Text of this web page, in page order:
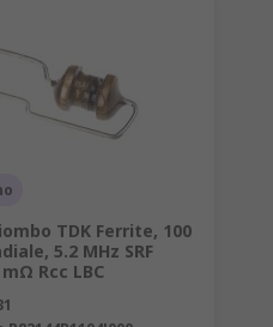
TDK Ferrite, 100
5.2 MHz SRF
Rcc LBC